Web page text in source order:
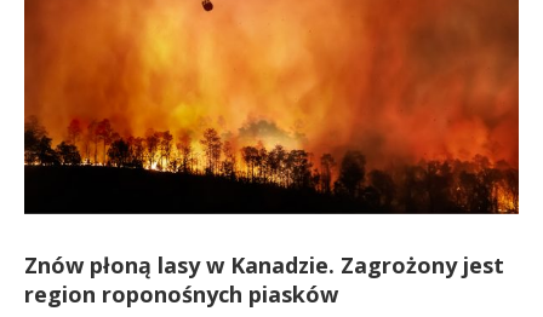
Znów płoną lasy w Kanadzie. Zagrożony jest
region roponośnych piasków